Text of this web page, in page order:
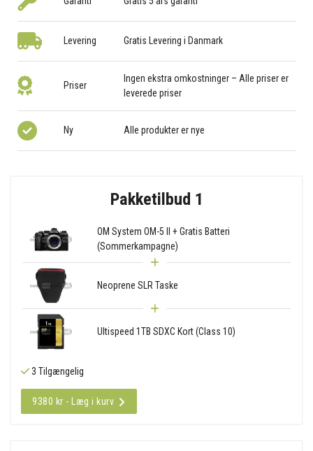
Levering Gratis Levering i Danmark
Priser
Ingen ekstra omkostninger – Alle priser er
leverede priser
Ny Alle produkter er nye
Pakketilbud 1
OM System OM-5 II + Gratis Batteri
(Sommerkampagne)
Neoprene SLR Taske
Ultispeed 1TB SDXC Kort (Class 10)
3 Tilgængelig
9380 kr - Læg i kurv